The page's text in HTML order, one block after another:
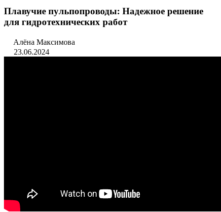
Плавучие пульпопроводы: Надежное решение
для гидротехнических работ
Алёна Максимова
23.06.2024